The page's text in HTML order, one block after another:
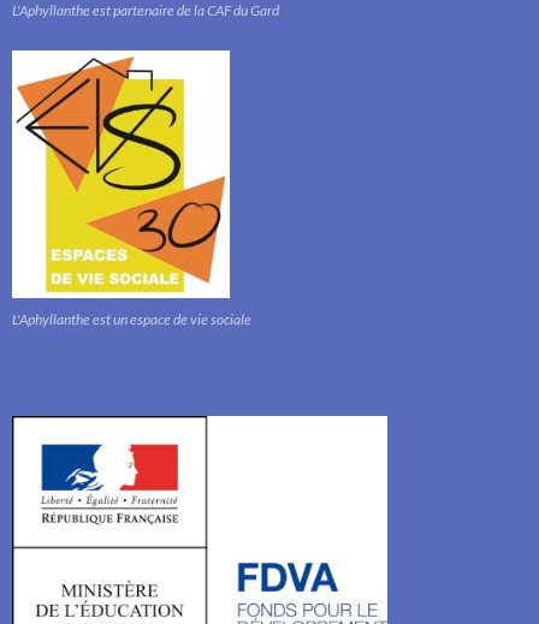
L'Aphyllanthe est partenaire de la CAF du Gard
L'Aphyllanthe est un espace de vie sociale